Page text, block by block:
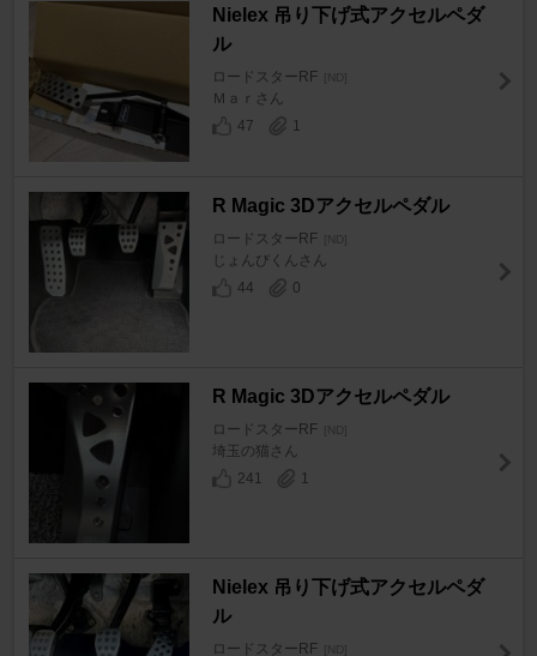
Nielex 吊り下げ式アクセルペダ
ル
ロードスターRF [ND]
Ｍａｒさん
47
1
R Magic 3Dアクセルペダル
ロードスターRF [ND]
じょんびくんさん
44
0
R Magic 3Dアクセルペダル
ロードスターRF [ND]
埼玉の猫さん
241
1
Nielex 吊り下げ式アクセルペダ
ル
ロードスターRF [ND]